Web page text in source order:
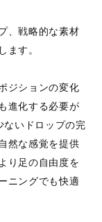
、戦略的な素材
ます。
ジションの変化
進化する必要が
ないドロップの完
然な感覚を提供
り足の自由度を
ニングでも快適